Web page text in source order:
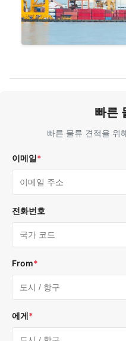
빠른
빠른 물류 견적을 위
이메일*
전화번호
From*
에게*